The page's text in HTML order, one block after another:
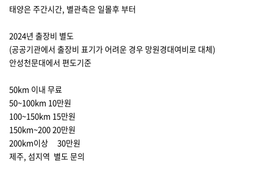
태양은 주간시간, 별관측은 일몰후 부터
2024년 출장비 별도
(공공기관에서 출장비 표기가 어려운 경우 망원경대여비로 대체)
안성천문대에서 편도기준
50km 이내 무료
50~100km 10만원
100~150km 15만원
150km~200 20만원
200km이상 30만원
제주, 섬지역 별도 문의